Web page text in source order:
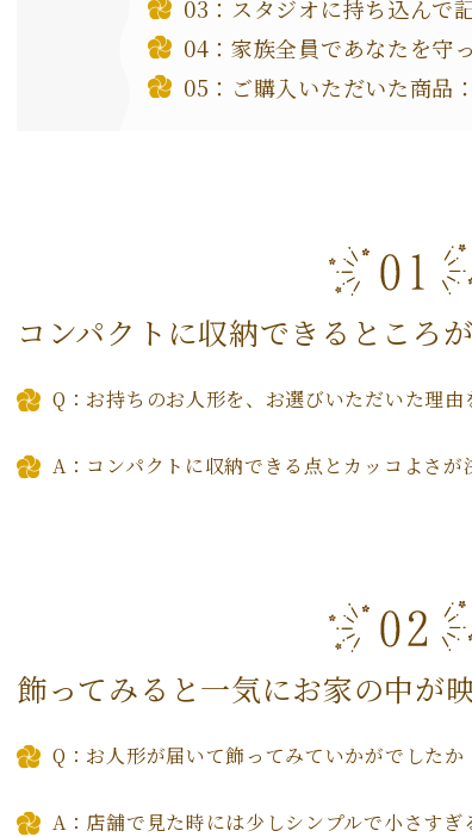
スタジオに持ち込んで
家族全員であなたを守
ご購入いただいた商品
コンパクトに収納できるところ
Q：お持ちのお人形を、お選びいただいた理
A：コンパクトに収納できる点とカッコよさが
飾ってみると一気にお家の中が映
Q：お人形が届いて飾ってみていかがでしたか
A：店舗で見た時には少しシンプルで小さす